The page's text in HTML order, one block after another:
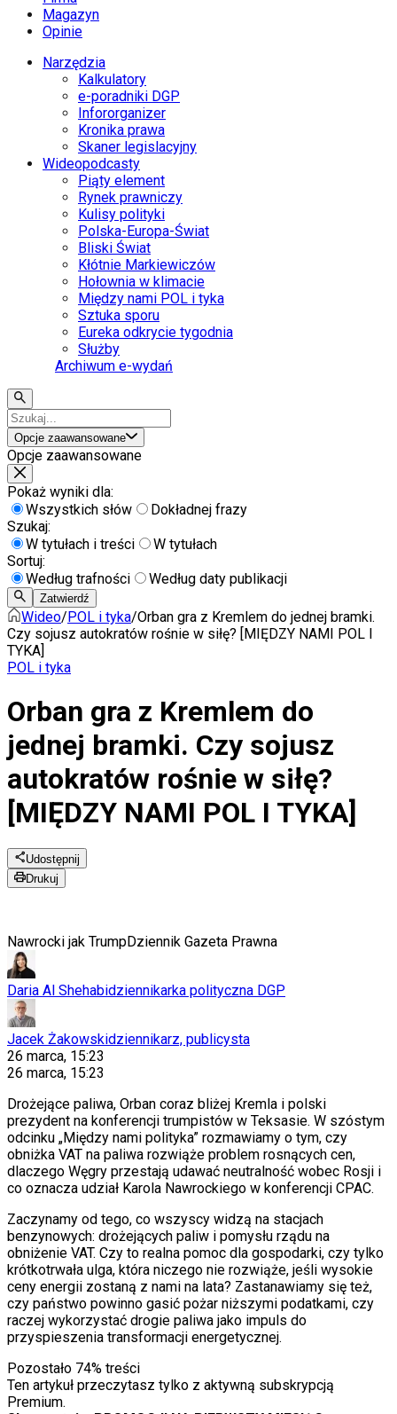
Magazyn
Opinie
Narzędzia
Kalkulatory
e-poradniki DGP
Infororganizer
Kronika prawa
Skaner legislacyjny
Wideopodcasty
Piąty element
Rynek prawniczy
Kulisy polityki
Polska-Europa-Świat
Bliski Świat
Kłótnie Markiewiczów
Hołownia w klimacie
Między nami POL i tyka
Sztuka sporu
Eureka odkrycie tygodnia
Służby
Archiwum e-wydań
Opcje zaawansowane
Opcje zaawansowane
Pokaż wyniki dla:
Wszystkich słów
Dokładnej frazy
Szukaj:
W tytułach i treści
W tytułach
Sortuj:
Według trafności
Według daty publikacji
Zatwierdź
Wideo/POL i tyka/Orban gra z Kremlem do jednej bramki.
Czy sojusz autokratów rośnie w siłę? [MIĘDZY NAMI POL I
TYKA]
POL i tyka
Orban gra z Kremlem do
jednej bramki. Czy sojusz
autokratów rośnie w siłę?
[MIĘDZY NAMI POL I TYKA]
Udostępnij
Drukuj
Nawrocki jak TrumpDziennik Gazeta Prawna
Daria Al Shehabidziennikarka polityczna DGP
Jacek Żakowskidziennikarz, publicysta
26 marca, 15:23
26 marca, 15:23
Drożejące paliwa, Orban coraz bliżej Kremla i polski
prezydent na konferencji trumpistów w Teksasie. W szóstym
odcinku „Między nami polityka” rozmawiamy o tym, czy
obniżka VAT na paliwa rozwiąże problem rosnących cen,
dlaczego Węgry przestają udawać neutralność wobec Rosji i
co oznacza udział Karola Nawrockiego w konferencji CPAC.
Zaczynamy od tego, co wszyscy widzą na stacjach
benzynowych: drożejących paliw i pomysłu rządu na
obniżenie VAT. Czy to realna pomoc dla gospodarki, czy tylko
krótkotrwała ulga, która niczego nie rozwiąże, jeśli wysokie
ceny energii zostaną z nami na lata? Zastanawiamy się też,
czy państwo powinno gasić pożar niższymi podatkami, czy
raczej wykorzystać drogie paliwa jako impuls do
przyspieszenia transformacji energetycznej.
Pozostało 74% treści
Ten artykuł przeczytasz tylko z aktywną subskrypcją
Premium.